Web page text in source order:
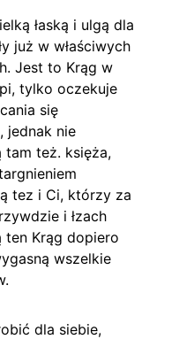
łaską i ulgą dla
już w właściwych
Jest to Krąg w
tylko oczekuje
się
jednak nie
tam też. księża,
tez i Ci, którzy za
i łzach
ten Krąg dopiero
wszelkie
dla siebie,